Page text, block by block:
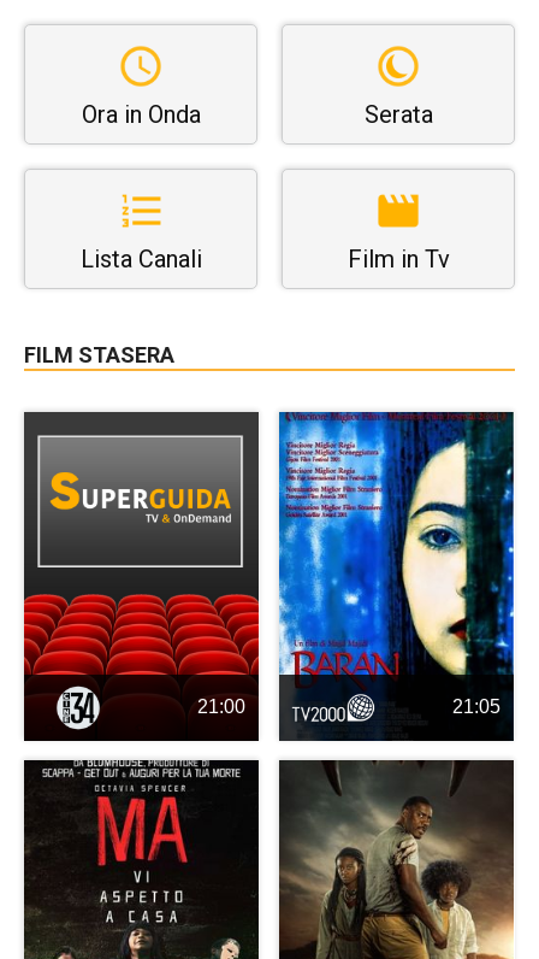
Ora in Onda Serata
Lista Canali Film in Tv
FILM STASERA
21:00 21:05